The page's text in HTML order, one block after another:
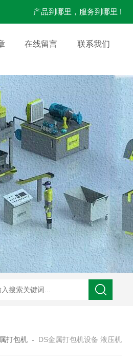
产品到哪里，服务到哪里 !
在线留言 联系我们
包机 液压机 DS铁刨花压块机 液压机
打包机 - DS金属打包机设备 液压机